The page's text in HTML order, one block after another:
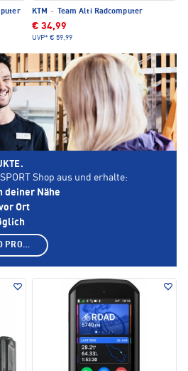
KTM · Team Alti Radcomputer
€ 34,99
UVP* € 59,99
Shop aus und erhalte:
deiner Nähe
Ort
SHOP AUSWÄHLEN UND PRODUKTE ANZEIGEN